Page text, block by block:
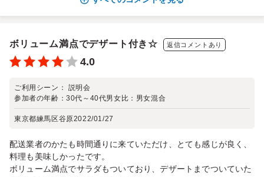
ボリューム満点でデザート付き☆ 返信コメントあり
4.0
ご利用シーン： 説明会
参加者の年齢：30代～40代男女比： 男女混合
東京都練馬区谷原2022/01/27
配送業者のかたも時間通りに来ていただけ、とても感じが良く、
料理も美味しかったです。
ボリューム満点でサラダもついており、デザートまでついていた